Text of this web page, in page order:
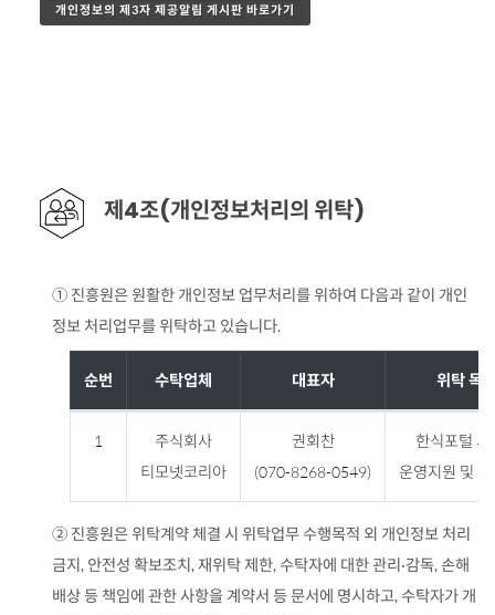
개인정보의 제3자 제공알림 게시판 바로가기
제4조(개인정보처리의 위탁)
① 진흥원은 원활한 개인정보 업무처리를 위하여 다음과 같이 개인
정보 처리업무를 위탁하고 있습니다.
정
보
처
리
순번 수탁업체 대표자 위탁 목
1
주식회사
티모넷코리아
권회찬
(070-8268-0549)
한식포털 시
운영지원 및
② 진흥원은 위탁계약 체결 시 위탁업무 수행목적 외 개인정보 처리
금지, 안전성 확보조치, 재위탁 제한, 수탁자에 대한 관리·감독, 손해
배상 등 책임에 관한 사항을 계약서 등 문서에 명시하고, 수탁자가 개